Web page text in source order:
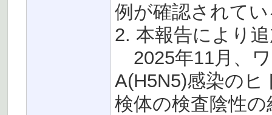
例が確認されて
2. 本報告により
2025年11月、
A(H5N5)感染のヒ
検体の検査陰性